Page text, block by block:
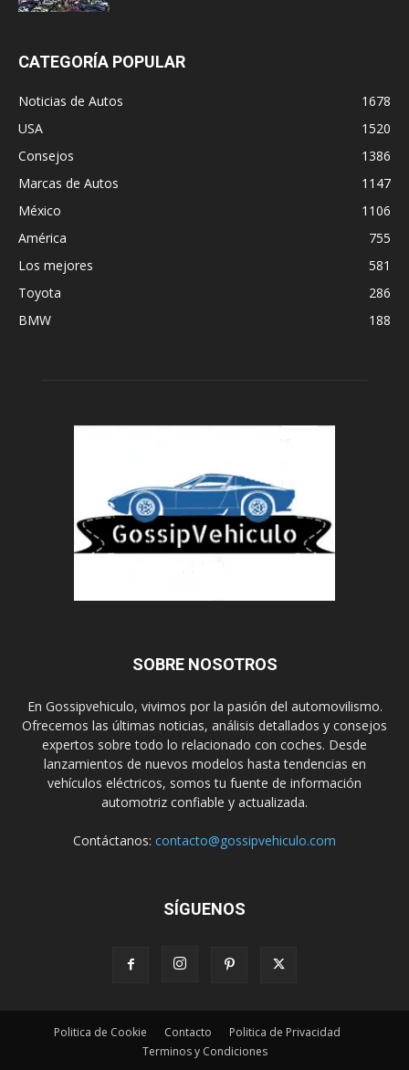
CATEGORÍA POPULAR
Noticias de Autos
1678
USA
1520
Consejos
1386
Marcas de Autos
1147
México
1106
América
755
Los mejores
581
Toyota
286
BMW
188
SOBRE NOSOTROS
En Gossipvehiculo, vivimos por la pasión del automovilismo.
Ofrecemos las últimas noticias, análisis detallados y consejos
expertos sobre todo lo relacionado con coches. Desde
lanzamientos de nuevos modelos hasta tendencias en
vehículos eléctricos, somos tu fuente de información
automotriz confiable y actualizada.
Contáctanos: contacto@gossipvehiculo.com
SÍGUENOS
Politica de Cookie Contacto
Politica de Privacidad
Terminos y Condiciones